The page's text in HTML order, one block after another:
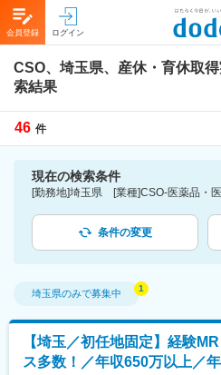
会員登録 ログイン
CSO、埼玉県、産休・育休取得
索結果
46 件
現在の検索条件
条件の変更
埼玉県のみで募集中
【埼玉／初任地固定】経験
ス多数！／年収650万以上／